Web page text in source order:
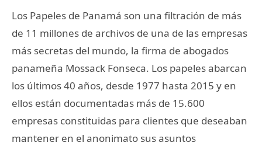
Los Papeles de Panamá son una filtración de más
de 11 millones de archivos de una de las empresas
más secretas del mundo, la firma de abogados
panameña Mossack Fonseca. Los papeles abarcan
los últimos 40 años, desde 1977 hasta 2015 y en
ellos están documentadas más de 15.600
empresas constituidas para clientes que deseaban
mantener en el anonimato sus asuntos